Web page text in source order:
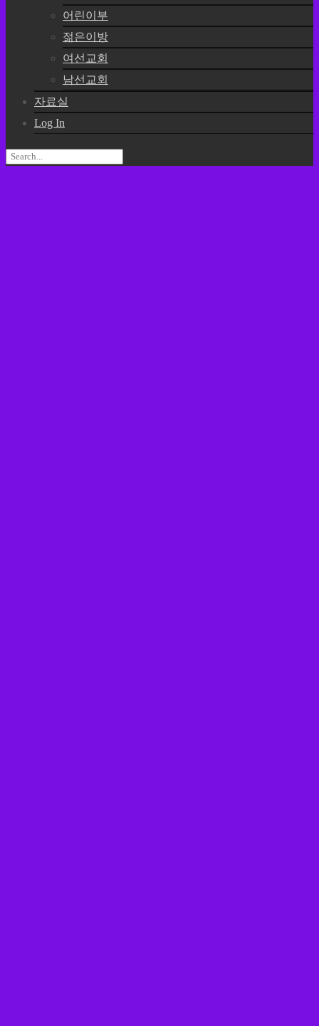
어린이부
젊은이방
여선교회
남선교회
자료실
Log In